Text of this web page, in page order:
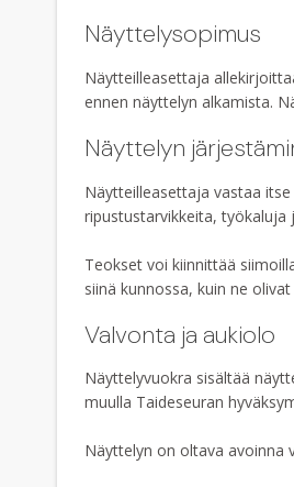
Näyttelysopimus
Näytteilleasettaja
ennen näyttelyn alkamista.
Näyttelyn
Näytteilleasettaja vastaa
ripustustarvikkeita, työkaluja
Teokset voi kiinnittää
siinä kunnossa, kuin ne
Valvonta ja aukiolo
Näyttelyvuokra sisältää
muulla Taideseuran
Näyttelyn on oltava avoinna